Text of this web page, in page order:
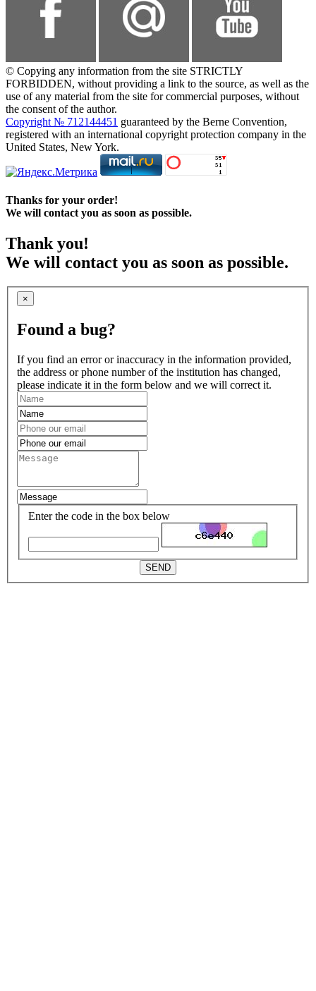
© Copying any information from the site STRICTLY
FORBIDDEN, without providing a link to the source, as well as the
use of any material from the site for commercial purposes, without
the consent of the author.
Copyright № 712144451 guaranteed by the Berne Convention,
registered with an international copyright protection company in the
United States, New York.
Thanks for your order!
We will contact you as soon as possible.
Thank you!
We will contact you as soon as possible.
×
Found a bug?
If you find an error or inaccuracy in the information provided,
the address or phone number of the institution has changed,
please indicate it in the form below and we will correct it.
Enter the code in the box below
SEND